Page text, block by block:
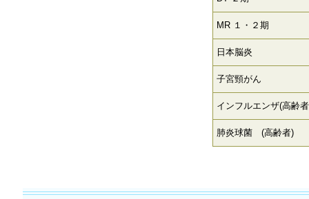
MR １・２期
日本脳炎
子宮頸がん
インフルエンザ(高齢
肺炎球菌 (高齢者)